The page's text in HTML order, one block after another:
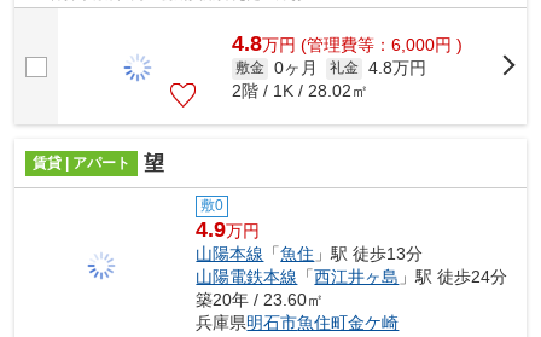
4.8万円 (管理費等：6,000円 )
敷金 0ヶ月 礼金 4.8万円
2階 / 1K / 28.02㎡
賃貸 | アパート 望
敷0
4.9万円
山陽本線 「魚住 」駅 徒歩13分
山陽電鉄本線 「西江井ヶ島 」駅 徒歩24分
築20年 / 23.60㎡
兵庫県明石市魚住町金ケ崎